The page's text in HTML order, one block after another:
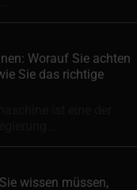
Worauf Sie achten
Sie das richtige
wissen müssen,